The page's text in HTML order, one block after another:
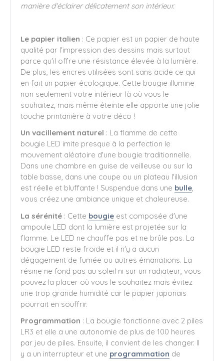
manière d'éclairer délicatement son intérieur.
Le papier italien : Ce papier est un papier de haute
qualité par l'impression des dessins mais surtout
parce qu'il offre une résistance élevée à la lumière.
De plus, les encres utilisées sont sans acide ce qui
en fait un papier écologique. Cette bougie illumine
non seulement votre intérieur là où vous le
souhaitez, mais même éteinte elle apporte une jolie
touche printanière à votre déco !
Un vacillement naturel : La flamme de cette
bougie LED imite presque à la perfection le
mouvement aléatoire d'une bougie traditionnelle.
Dans une chambre en guise de veilleuse ou sur la
table basse, dans une coupe ou un plateau l'illusion
est réelle et bluffante ! Suspendue dans une bulle,
vous créez une ambiance unique et chaleureuse.
La sérénité : Cette bougie est composée d'une
ampoule LED dont la lumière est projetée sur la
flamme. Le LED ne chauffe pas et ne brûle pas. La
bougie LED reste froide et il n'y a aucun
dégagement de fumée ou autres émanations. La
résine ne fond pas au soleil ni sur un radiateur, vous
pouvez la placer où vous le souhaitez mais évitez
une trop grande humidité car le papier japonais
pourrait en souffrir.
Programmation : La bougie fonctionne avec 2 piles
LR3 et elle a une autonomie de plus de 100 heures
par jeu de piles. Ensuite, il convient de les changer. Il
y a un interrupteur et une programmation de